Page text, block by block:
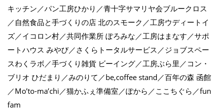
キッチン／パン工房ひかり／青十字サマリヤ会ブルークロス
／自然食品と手づくりの店 北のスモーク／工房ウディートイ
ズ／イコロン村／共同作業所 ぽろみな／工房はまなす／サポ
ートハウス みやび／さくらトータルサービス／ジョブスペー
スわくラボ／手づくり雑貨 ビーイング／工房ぶら里／コン・
ブリオ ひだまり／みのりて／be,coffee stand／百年の森 函館
／Mo’to-ma’chi／猫かふぇ準備室／ぽから／ここちぐら／fun
fam